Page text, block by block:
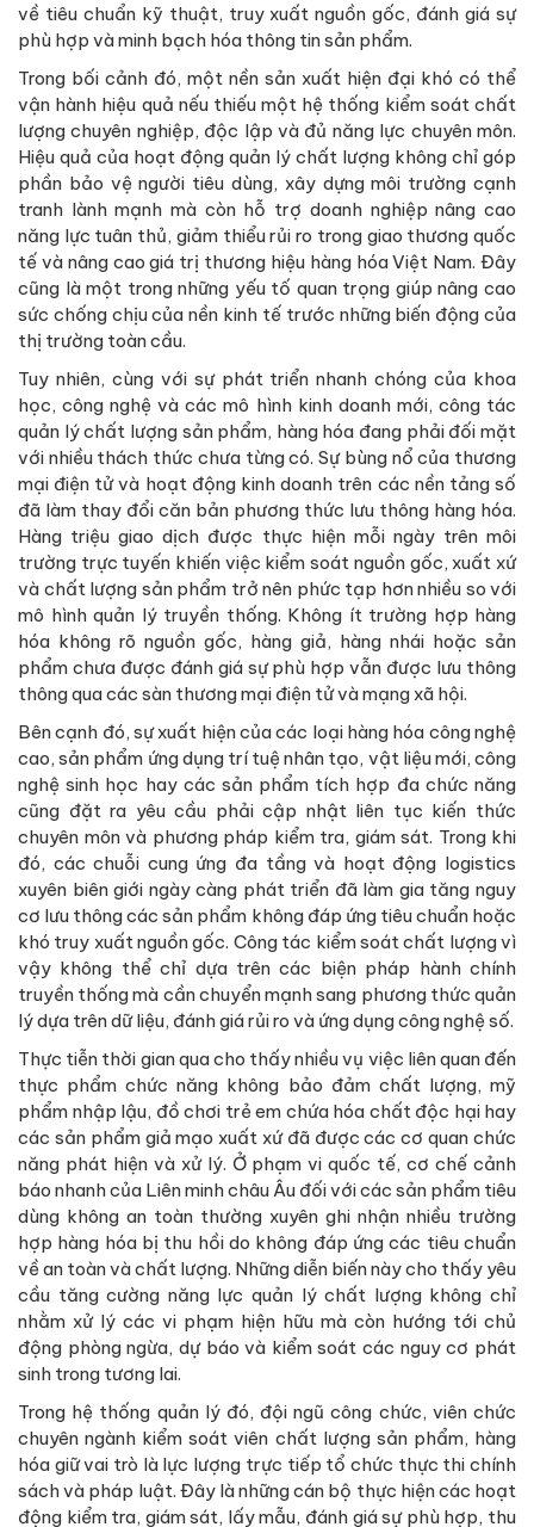
về tiêu chuẩn kỹ thuật, truy xuất nguồn gốc, đánh giá sự
phù hợp và minh bạch hóa thông tin sản phẩm.
Trong bối cảnh đó, một nền sản xuất hiện đại khó có thể
vận hành hiệu quả nếu thiếu một hệ thống kiểm soát chất
lượng chuyên nghiệp, độc lập và đủ năng lực chuyên môn.
Hiệu quả của hoạt động quản lý chất lượng không chỉ góp
phần bảo vệ người tiêu dùng, xây dựng môi trường cạnh
tranh lành mạnh mà còn hỗ trợ doanh nghiệp nâng cao
năng lực tuân thủ, giảm thiểu rủi ro trong giao thương quốc
tế và nâng cao giá trị thương hiệu hàng hóa Việt Nam. Đây
cũng là một trong những yếu tố quan trọng giúp nâng cao
sức chống chịu của nền kinh tế trước những biến động của
thị trường toàn cầu.
Tuy nhiên, cùng với sự phát triển nhanh chóng của khoa
học, công nghệ và các mô hình kinh doanh mới, công tác
quản lý chất lượng sản phẩm, hàng hóa đang phải đối mặt
với nhiều thách thức chưa từng có. Sự bùng nổ của thương
mại điện tử và hoạt động kinh doanh trên các nền tảng số
đã làm thay đổi căn bản phương thức lưu thông hàng hóa.
Hàng triệu giao dịch được thực hiện mỗi ngày trên môi
trường trực tuyến khiến việc kiểm soát nguồn gốc, xuất xứ
và chất lượng sản phẩm trở nên phức tạp hơn nhiều so với
mô hình quản lý truyền thống. Không ít trường hợp hàng
hóa không rõ nguồn gốc, hàng giả, hàng nhái hoặc sản
phẩm chưa được đánh giá sự phù hợp vẫn được lưu thông
thông qua các sàn thương mại điện tử và mạng xã hội.
Bên cạnh đó, sự xuất hiện của các loại hàng hóa công nghệ
cao, sản phẩm ứng dụng trí tuệ nhân tạo, vật liệu mới, công
nghệ sinh học hay các sản phẩm tích hợp đa chức năng
cũng đặt ra yêu cầu phải cập nhật liên tục kiến thức
chuyên môn và phương pháp kiểm tra, giám sát. Trong khi
đó, các chuỗi cung ứng đa tầng và hoạt động logistics
xuyên biên giới ngày càng phát triển đã làm gia tăng nguy
cơ lưu thông các sản phẩm không đáp ứng tiêu chuẩn hoặc
khó truy xuất nguồn gốc. Công tác kiểm soát chất lượng vì
vậy không thể chỉ dựa trên các biện pháp hành chính
truyền thống mà cần chuyển mạnh sang phương thức quản
lý dựa trên dữ liệu, đánh giá rủi ro và ứng dụng công nghệ số.
Thực tiễn thời gian qua cho thấy nhiều vụ việc liên quan đến
thực phẩm chức năng không bảo đảm chất lượng, mỹ
phẩm nhập lậu, đồ chơi trẻ em chứa hóa chất độc hại hay
các sản phẩm giả mạo xuất xứ đã được các cơ quan chức
năng phát hiện và xử lý. Ở phạm vi quốc tế, cơ chế cảnh
báo nhanh của Liên minh châu Âu đối với các sản phẩm tiêu
dùng không an toàn thường xuyên ghi nhận nhiều trường
hợp hàng hóa bị thu hồi do không đáp ứng các tiêu chuẩn
về an toàn và chất lượng. Những diễn biến này cho thấy yêu
cầu tăng cường năng lực quản lý chất lượng không chỉ
nhằm xử lý các vi phạm hiện hữu mà còn hướng tới chủ
động phòng ngừa, dự báo và kiểm soát các nguy cơ phát
sinh trong tương lai.
Trong hệ thống quản lý đó, đội ngũ công chức, viên chức
chuyên ngành kiểm soát viên chất lượng sản phẩm, hàng
hóa giữ vai trò là lực lượng trực tiếp tổ chức thực thi chính
sách và pháp luật. Đây là những cán bộ thực hiện các hoạt
động kiểm tra, giám sát, lấy mẫu, đánh giá sự phù hợp, thu